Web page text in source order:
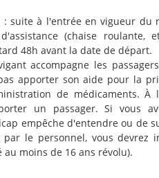
suite à l'entrée en vigueur du
(chaise
48h avant la date de départ.
accompagne les
apporter son aide pour la
de médicaments.
un passager. Si vous
empêche d'entendre ou de
le personnel, vous devrez
moins de 16 ans révolu).